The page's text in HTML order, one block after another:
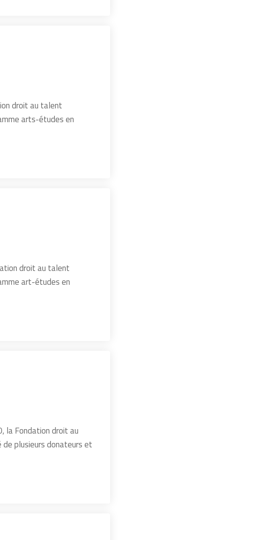
droit au talent
arts-études en
droit au talent
art-études en
la Fondation droit au
plusieurs donateurs et